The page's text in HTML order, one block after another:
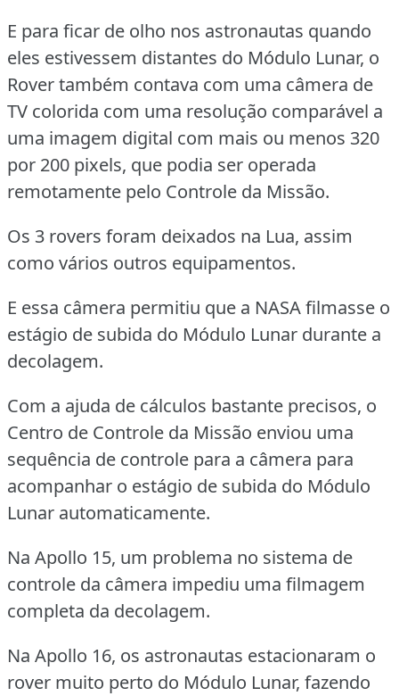
E para ficar de olho nos astronautas quando
eles estivessem distantes do Módulo Lunar, o
Rover também contava com uma câmera de
TV colorida com uma resolução comparável a
uma imagem digital com mais ou menos 320
por 200 pixels, que podia ser operada
remotamente pelo Controle da Missão.
Os 3 rovers foram deixados na Lua, assim
como vários outros equipamentos.
E essa câmera permitiu que a NASA filmasse o
estágio de subida do Módulo Lunar durante a
decolagem.
Com a ajuda de cálculos bastante precisos, o
Centro de Controle da Missão enviou uma
sequência de controle para a câmera para
acompanhar o estágio de subida do Módulo
Lunar automaticamente.
Na Apollo 15, um problema no sistema de
controle da câmera impediu uma filmagem
completa da decolagem.
Na Apollo 16, os astronautas estacionaram o
rover muito perto do Módulo Lunar, fazendo